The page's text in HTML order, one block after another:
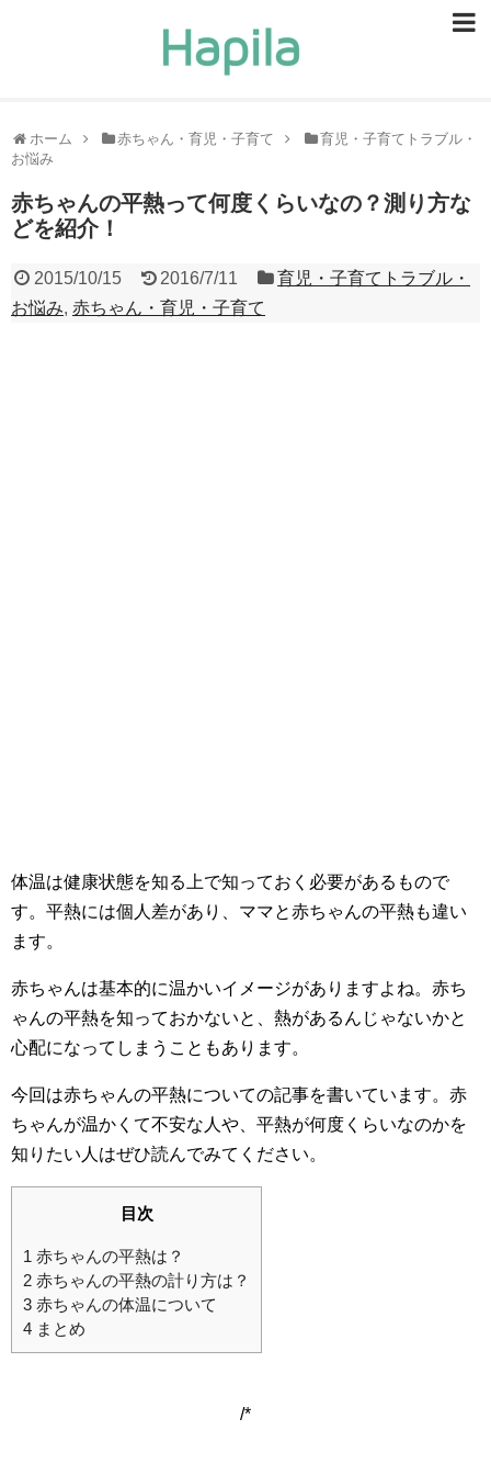
ホーム 赤ちゃん・育児・子育て
育児・子育てトラブル・
お悩み
赤ちゃんの平熱って何度くらいなの？測り方な
どを紹介！
2015/10/15 2016/7/11
育児・子育てトラブル・
お悩み, 赤ちゃん・育児・子育て
体温は健康状態を知る上で知っておく必要があるもので
す。平熱には個人差があり、ママと赤ちゃんの平熱も違い
ます。
赤ちゃんは基本的に温かいイメージがありますよね。赤ち
ゃんの平熱を知っておかないと、熱があるんじゃないかと
心配になってしまうこともあります。
今回は赤ちゃんの平熱についての記事を書いています。赤
ちゃんが温かくて不安な人や、平熱が何度くらいなのかを
知りたい人はぜひ読んでみてください。
目次
1 赤ちゃんの平熱は？
2 赤ちゃんの平熱の計り方は？
3 赤ちゃんの体温について
4 まとめ
/*
ヘアケア
ヘルスケア
恋愛・結婚